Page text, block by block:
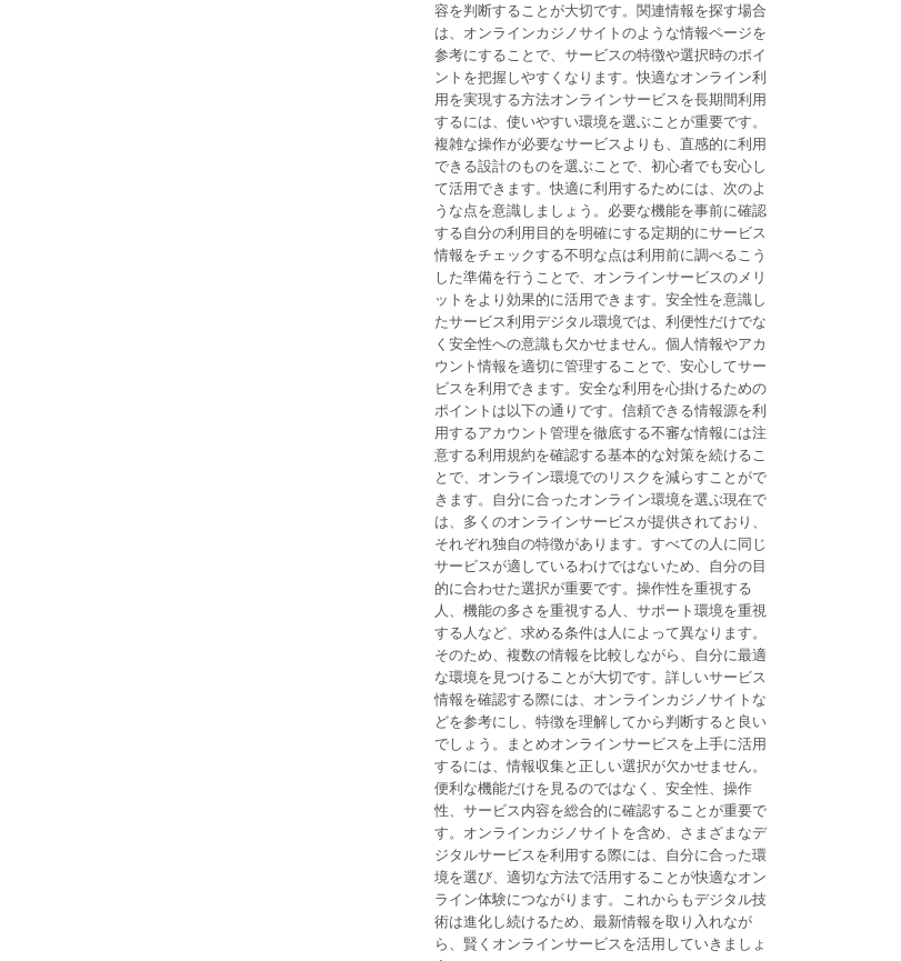
容を判断することが大切です。関連情報を探す場合
は、オンラインカジノサイトのような情報ページを
参考にすることで、サービスの特徴や選択時のポイ
ントを把握しやすくなります。快適なオンライン利
用を実現する方法オンラインサービスを長期間利用
するには、使いやすい環境を選ぶことが重要です。
複雑な操作が必要なサービスよりも、直感的に利用
できる設計のものを選ぶことで、初心者でも安心し
て活用できます。快適に利用するためには、次のよ
うな点を意識しましょう。必要な機能を事前に確認
する自分の利用目的を明確にする定期的にサービス
情報をチェックする不明な点は利用前に調べるこう
した準備を行うことで、オンラインサービスのメリ
ットをより効果的に活用できます。安全性を意識し
たサービス利用デジタル環境では、利便性だけでな
く安全性への意識も欠かせません。個人情報やアカ
ウント情報を適切に管理することで、安心してサー
ビスを利用できます。安全な利用を心掛けるための
ポイントは以下の通りです。信頼できる情報源を利
用するアカウント管理を徹底する不審な情報には注
意する利用規約を確認する基本的な対策を続けるこ
とで、オンライン環境でのリスクを減らすことがで
きます。自分に合ったオンライン環境を選ぶ現在で
は、多くのオンラインサービスが提供されており、
それぞれ独自の特徴があります。すべての人に同じ
サービスが適しているわけではないため、自分の目
的に合わせた選択が重要です。操作性を重視する
人、機能の多さを重視する人、サポート環境を重視
する人など、求める条件は人によって異なります。
そのため、複数の情報を比較しながら、自分に最適
な環境を見つけることが大切です。詳しいサービス
情報を確認する際には、オンラインカジノサイトな
どを参考にし、特徴を理解してから判断すると良い
でしょう。まとめオンラインサービスを上手に活用
するには、情報収集と正しい選択が欠かせません。
便利な機能だけを見るのではなく、安全性、操作
性、サービス内容を総合的に確認することが重要で
す。オンラインカジノサイトを含め、さまざまなデ
ジタルサービスを利用する際には、自分に合った環
境を選び、適切な方法で活用することが快適なオン
ライン体験につながります。これからもデジタル技
術は進化し続けるため、最新情報を取り入れなが
ら、賢くオンラインサービスを活用していきましょ